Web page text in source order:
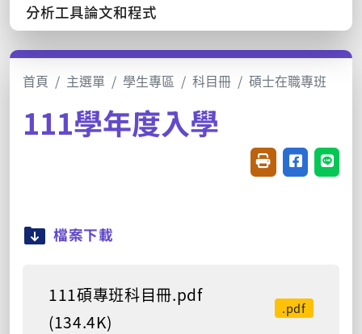
分析工具論文和程式
首頁 主選單 學生專區 科目冊 碩士在職專班
111學年度入學
友善列印(開新視
分享至臉書
分享
檔案下載
111碩專班科目冊.pdf
(134.4K)
.pdf